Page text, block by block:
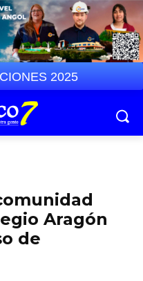
2025
Aragón
de